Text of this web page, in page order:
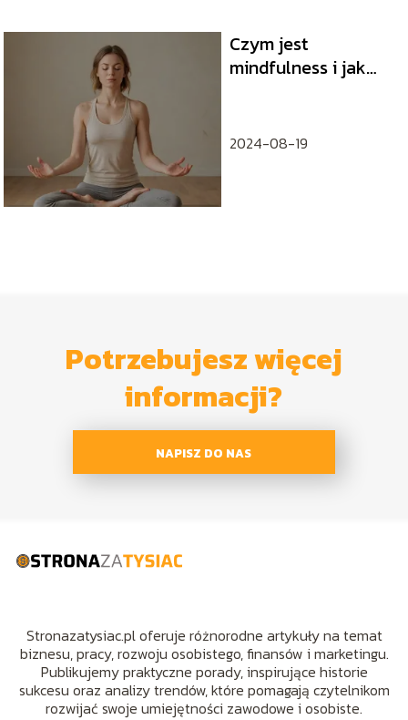
Czym jest
mindfulness i jak
2024-08-19
Potrzebujesz więcej
informacji?
NAPISZ DO NAS
Stronazatysiac.pl oferuje różnorodne artykuły na temat
biznesu, pracy, rozwoju osobistego, finansów i marketingu.
Publikujemy praktyczne porady, inspirujące historie
sukcesu oraz analizy trendów, które pomagają czytelnikom
rozwijać swoje umiejętności zawodowe i osobiste.